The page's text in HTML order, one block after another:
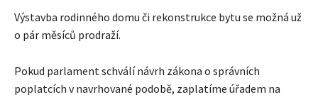
Výstavba rodinného domu či rekonstrukce bytu se možná už
o pár měsíců prodraží.
Pokud parlament schválí návrh zákona o správních
poplatcích v navrhované podobě, zaplatíme úřadem na